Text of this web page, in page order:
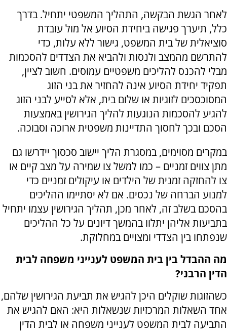
לאחר הגשת הבקשה, התהליך המשפטי יתחיל. בדרך
כלל, תיערך פגישה ביחידת הסיוע אל מול עובדת
סוציאלית של בית המשפט, גישור ללא עלות, כדי
להתרשם מהמצב ולנסות ולהביא את הצדדים להסכמות
מבלי להכנס להליכים משפטיים עמוסים. חשוב לציין,
תפקיד יחידת הסיוע אינה להחזיר את בני הזוג
המסוכסכים לזוגיות או שלום בית, אלא לסייע לבני הזוג
להגיע להסכמות הנוגעות להליך הגירושין באמצעות
הסכם ובכך לחסוך התדיינות משפטית ארוכה וסבוכה.
במקרים מסוימים, במסגרת הליך יישוב סכסוך יידרשו גם
מתן צווים זמניים – כמו למשל צו שמירה על מצב קיים או
צו להחזקה זמנית של הילדים או עיקולים זמניים כדי
למנוע הברחה של נכסים. אם לא יסתיימו ההליכים
בהסכם בשלב זה, לאחר מכן, תהליך הגירושין עצמו יתחיל
בתביעות אליהן יתלוו בהמשך דיונים על כל ההליכים
שנפתחו בין הצדדי ומצויים במחלוקת.
מה ההבדל בין בית המשפט לענייני משפחה לבית
הדין הרבני?
כשהזוגות שוקלים היכן להגיש את תביעת הגירושין שלהם,
אחד השאלות המרכזיות שנשאלות היא: האם להגיש את
התביעה לבית המשפט לענייני משפחה או לבית הדין